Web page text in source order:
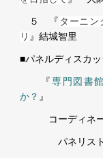
５ 『 ターニン
リ 』結城智里
■パネルディスカ
『 専門図書
か？ 』
コーディネ
パネリス